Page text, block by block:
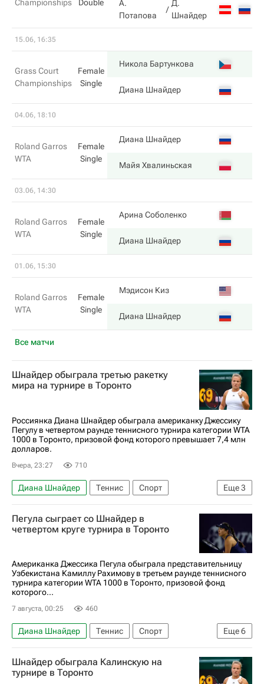
Все матчи
Championships Double
А.
Потапова
Д.
Шнайдер
15.06, 16:35
Grass Court
Championships
Female
Single
Никола Бартункова
Диана Шнайдер
04.06, 18:10
Roland Garros
WTA
Female
Single
Диана Шнайдер
Майя Хвалиньская
03.06, 14:30
Roland Garros
WTA
Female
Single
Арина Соболенко
Диана Шнайдер
01.06, 15:30
Roland Garros
WTA
Female
Single
Мэдисон Киз
Диана Шнайдер
Шнайдер обыграла третью ракетку
мира на турнире в Торонто
Россиянка Диана Шнайдер обыграла американку Джессику
Пегулу в четвертом раунде теннисного турнира категории WTA
1000 в Торонто, призовой фонд которого превышает 7,4 млн
долларов.
Вчера, 23:27 710
Еще3
Диана Шнайдер Теннис
Спорт
Джессика Пегула
Ига Швентек
Женская теннисная ассоциация (WTA)
Пегула сыграет со Шнайдер в
четвертом круге турнира в Торонто
Американка Джессика Пегула обыграла представительницу
Узбекистана Камиллу Рахимову в третьем раунде теннисного
турнира категории WTA 1000 в Торонто, призовой фонд
которого...
7 августа, 00:25 460
Еще6
Диана Шнайдер Теннис
Спорт
Узбекистан
Торонто
Ролан Гаррос
Камилла Рахимова
Джессика Пегула
Шнайдер обыграла Калинскую на
турнире в Торонто